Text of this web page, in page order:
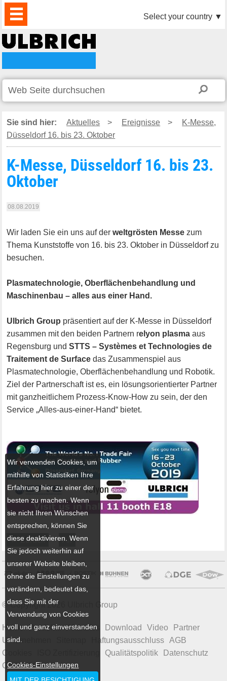
PRODUKTE
AKTUELLES
DOWNLOAD
VIDEO
PARTNER
UNTERNEHMEN
KONTAKTE Select your country ▼
Sie sind hier: Aktuelles > Ereignisse >
K-Messe,
Düsseldorf 16. bis 23. Oktober
K-Messe, Düsseldorf 16. bis 23.
Oktober
08.08.2019
Wir laden Sie ein uns auf derweltgrösten Messe zum
Thema Kunststoffe von 16. bis 23. Oktober in Düsseldorf zu
besuchen.
Plasmatechnologie, Oberflächenbehandlung und
Maschinenbau – alles aus einer Hand.
Ulbrich Group präsentiert auf der K-Messe in Düsseldorf
zusammen mit den beiden Partnern relyon plasma aus
Regensburg undSTTS – Systèmes et Technologies de
Traitement de Surface das Zusammenspiel aus
Plasmatechnologie, Oberflächenbehandlung und Robotik.
Ziel der Partnerschaft ist es, ein lösungsorientierter Partner
mit ganzheitlichem Prozess-Know-How zu sein, der den
Service „Alles-aus-einer-Hand“ bietet.
← Zurück All
© Copyright 2026 Ulbrich Group
Home Produkte Aktuelles Download Video
Partner
Unternehmen
Haftungsausschluss
AGB
Cookies
Qualitätspolitik
Datenschutz
Code of Conduct
Wir verwenden Cookies, um
mithilfe von Statistiken Ihre
Erfahrung hier zu einer der
besten zu machen. Wenn
sie nicht Ihren Wünschen
entsprechen, können Sie
diese deaktivieren. Wenn
Sie jedoch weiterhin auf
unserer Website bleiben,
ohne die Einstellungen zu
verändern, bedeutet das,
dass Sie mit der
Verwendung von Cookies
voll und ganz einverstanden
sind.
Cookies-Einstellungen